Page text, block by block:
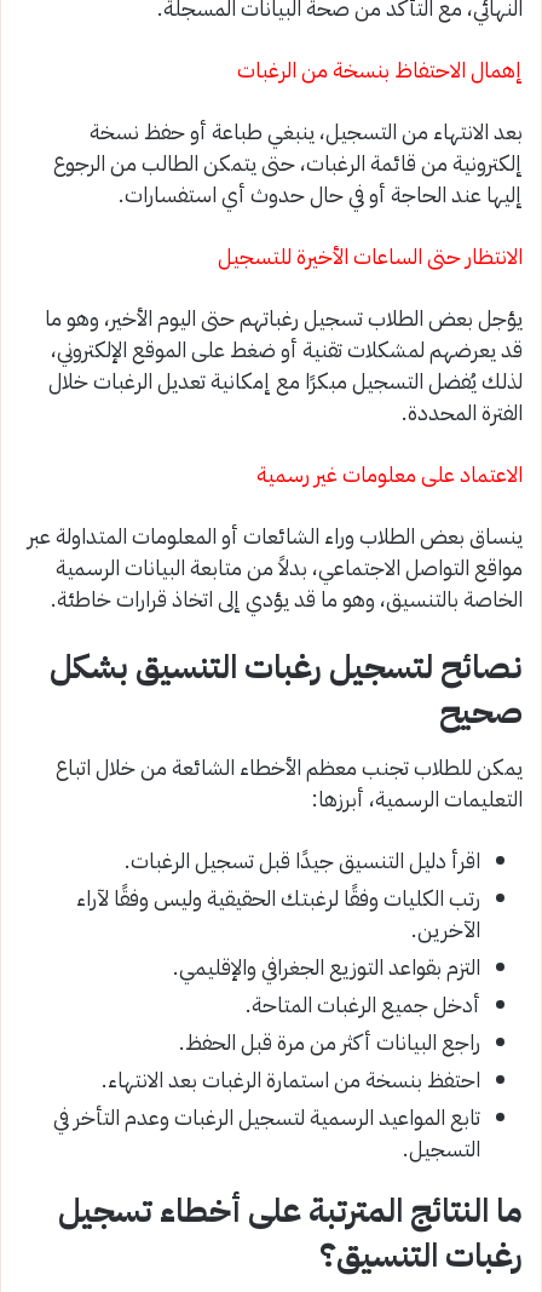
النهائي، مع التأكد من صحة البيانات المسجلة.
إهمال الاحتفاظ بنسخة من الرغبات
بعد الانتهاء من التسجيل، ينبغي طباعة أو حفظ نسخة
إلكترونية من قائمة الرغبات، حتى يتمكن الطالب من الرجوع
إليها عند الحاجة أو في حال حدوث أي استفسارات.
الانتظار حتى الساعات الأخيرة للتسجيل
يؤجل بعض الطلاب تسجيل رغباتهم حتى اليوم الأخير، وهو ما
قد يعرضهم لمشكلات تقنية أو ضغط على الموقع الإلكتروني،
لذلك يُفضل التسجيل مبكرًا مع إمكانية تعديل الرغبات خلال
الفترة المحددة.
الاعتماد على معلومات غير رسمية
ينساق بعض الطلاب وراء الشائعات أو المعلومات المتداولة عبر
مواقع التواصل الاجتماعي، بدلاً من متابعة البيانات الرسمية
الخاصة بالتنسيق، وهو ما قد يؤدي إلى اتخاذ قرارات خاطئة.
نصائح لتسجيل رغبات التنسيق بشكل
صحيح
يمكن للطلاب تجنب معظم الأخطاء الشائعة من خلال اتباع
التعليمات الرسمية، أبرزها:
اقرأ دليل التنسيق جيدًا قبل تسجيل الرغبات.
رتب الكليات وفقًا لرغبتك الحقيقية وليس وفقًا لآراء
الآخرين.
التزم بقواعد التوزيع الجغرافي والإقليمي.
أدخل جميع الرغبات المتاحة.
راجع البيانات أكثر من مرة قبل الحفظ.
احتفظ بنسخة من استمارة الرغبات بعد الانتهاء.
تابع المواعيد الرسمية لتسجيل الرغبات وعدم التأخر في
التسجيل.
ما النتائج المترتبة على أخطاء تسجيل
رغبات التنسيق؟